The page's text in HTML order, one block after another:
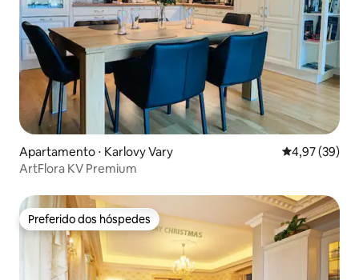
Apartamento ⋅ Karlovy Vary 4,97 de uma
4,97 (39)
ArtFlora KV Premium
Preferido dos hóspedes
Preferido dos hóspedes